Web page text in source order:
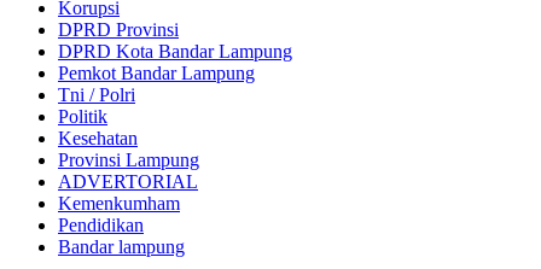
Korupsi
DPRD Provinsi
DPRD Kota Bandar Lampung
Pemkot Bandar Lampung
Tni / Polri
Politik
Kesehatan
Provinsi Lampung
ADVERTORIAL
Kemenkumham
Pendidikan
Bandar lampung